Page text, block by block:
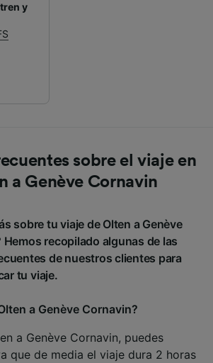
y
sobre el viaje en
a Genève Cornavin
sobre tu viaje de Olten a Genève
recopilado algunas de las
de nuestros clientes para
tu viaje.
a Genève Cornavin?
a Genève Cornavin, puedes
que de media el viaje dura 2 horas